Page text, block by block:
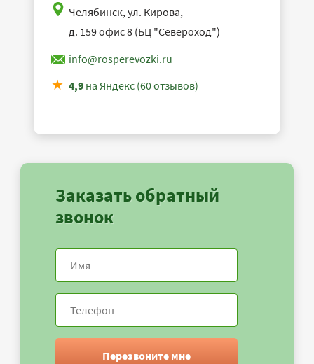
Челябинск, ул. Кирова,
д. 159 офис 8 (БЦ "Североход")
info@rosperevozki.ru
4,9 на Яндекс (60 отзывов)
Заказать обратный
звонок
Перезвоните мне